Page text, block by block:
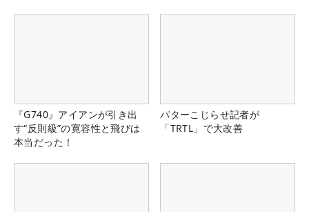
『G740』アイアンが引き出
す“反則級”の寛容性と飛びは
本当だった！
パターこじらせ記者が
「TRTL」で大改善